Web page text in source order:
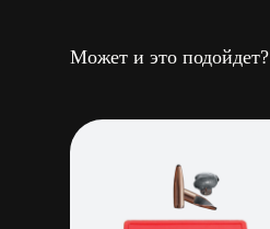
Может и это подойдет?